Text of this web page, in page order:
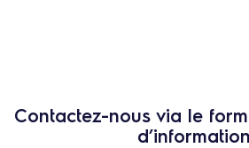
Contactez-nous via le